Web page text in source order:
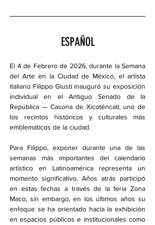
ESPAÑOL
El 4 de Febrero de 2026, durante la Semana
del Arte en la Ciudad de México, el artista
italiano Filippo Giusti inauguró su exposición
individual en el Antiguo Senado de la
República — Casona de Xicoténcatl, uno de
los recintos históricos y culturales más
emblemáticos de la ciudad.
Para Filippo, exponer durante una de las
semanas más importantes del calendario
artístico en Latinoamérica representa un
momento significativo. Años atrás participó
en estas fechas a través de la feria Zona
Maco; sin embargo, en los últimos años su
enfoque se ha orientado hacia la exhibición
en espacios públicos e institucionales como